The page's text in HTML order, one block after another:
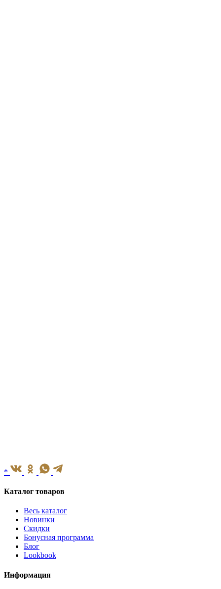
*
Каталог товаров
Весь каталог
Новинки
Скидки
Бонусная программа
Блог
Lookbook
Информация